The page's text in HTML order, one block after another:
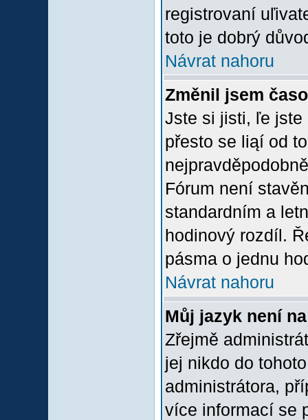
registrovaní
toto je dobrý
Návrat nahoru
Změnil jsem
Jste si jisti, ľe jste
přesto se liąí od
Fórum není
standardním a
hodinový rozdíl.
pásma o jednu
Návrat nahoru
Můj jazyk není
Zřejmě
jej nikdo do
administrátora,
více informací se